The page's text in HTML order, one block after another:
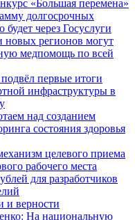
«Большая перемена»
долгосрочных
через Госуслуги
новых регионов могут
медпомощь по всей
подвёл первые итоги
инфраструктуры в
над созданием
состояния здоровья
целевого приема
рабочего места
для разработчиков
и верности
На национальную